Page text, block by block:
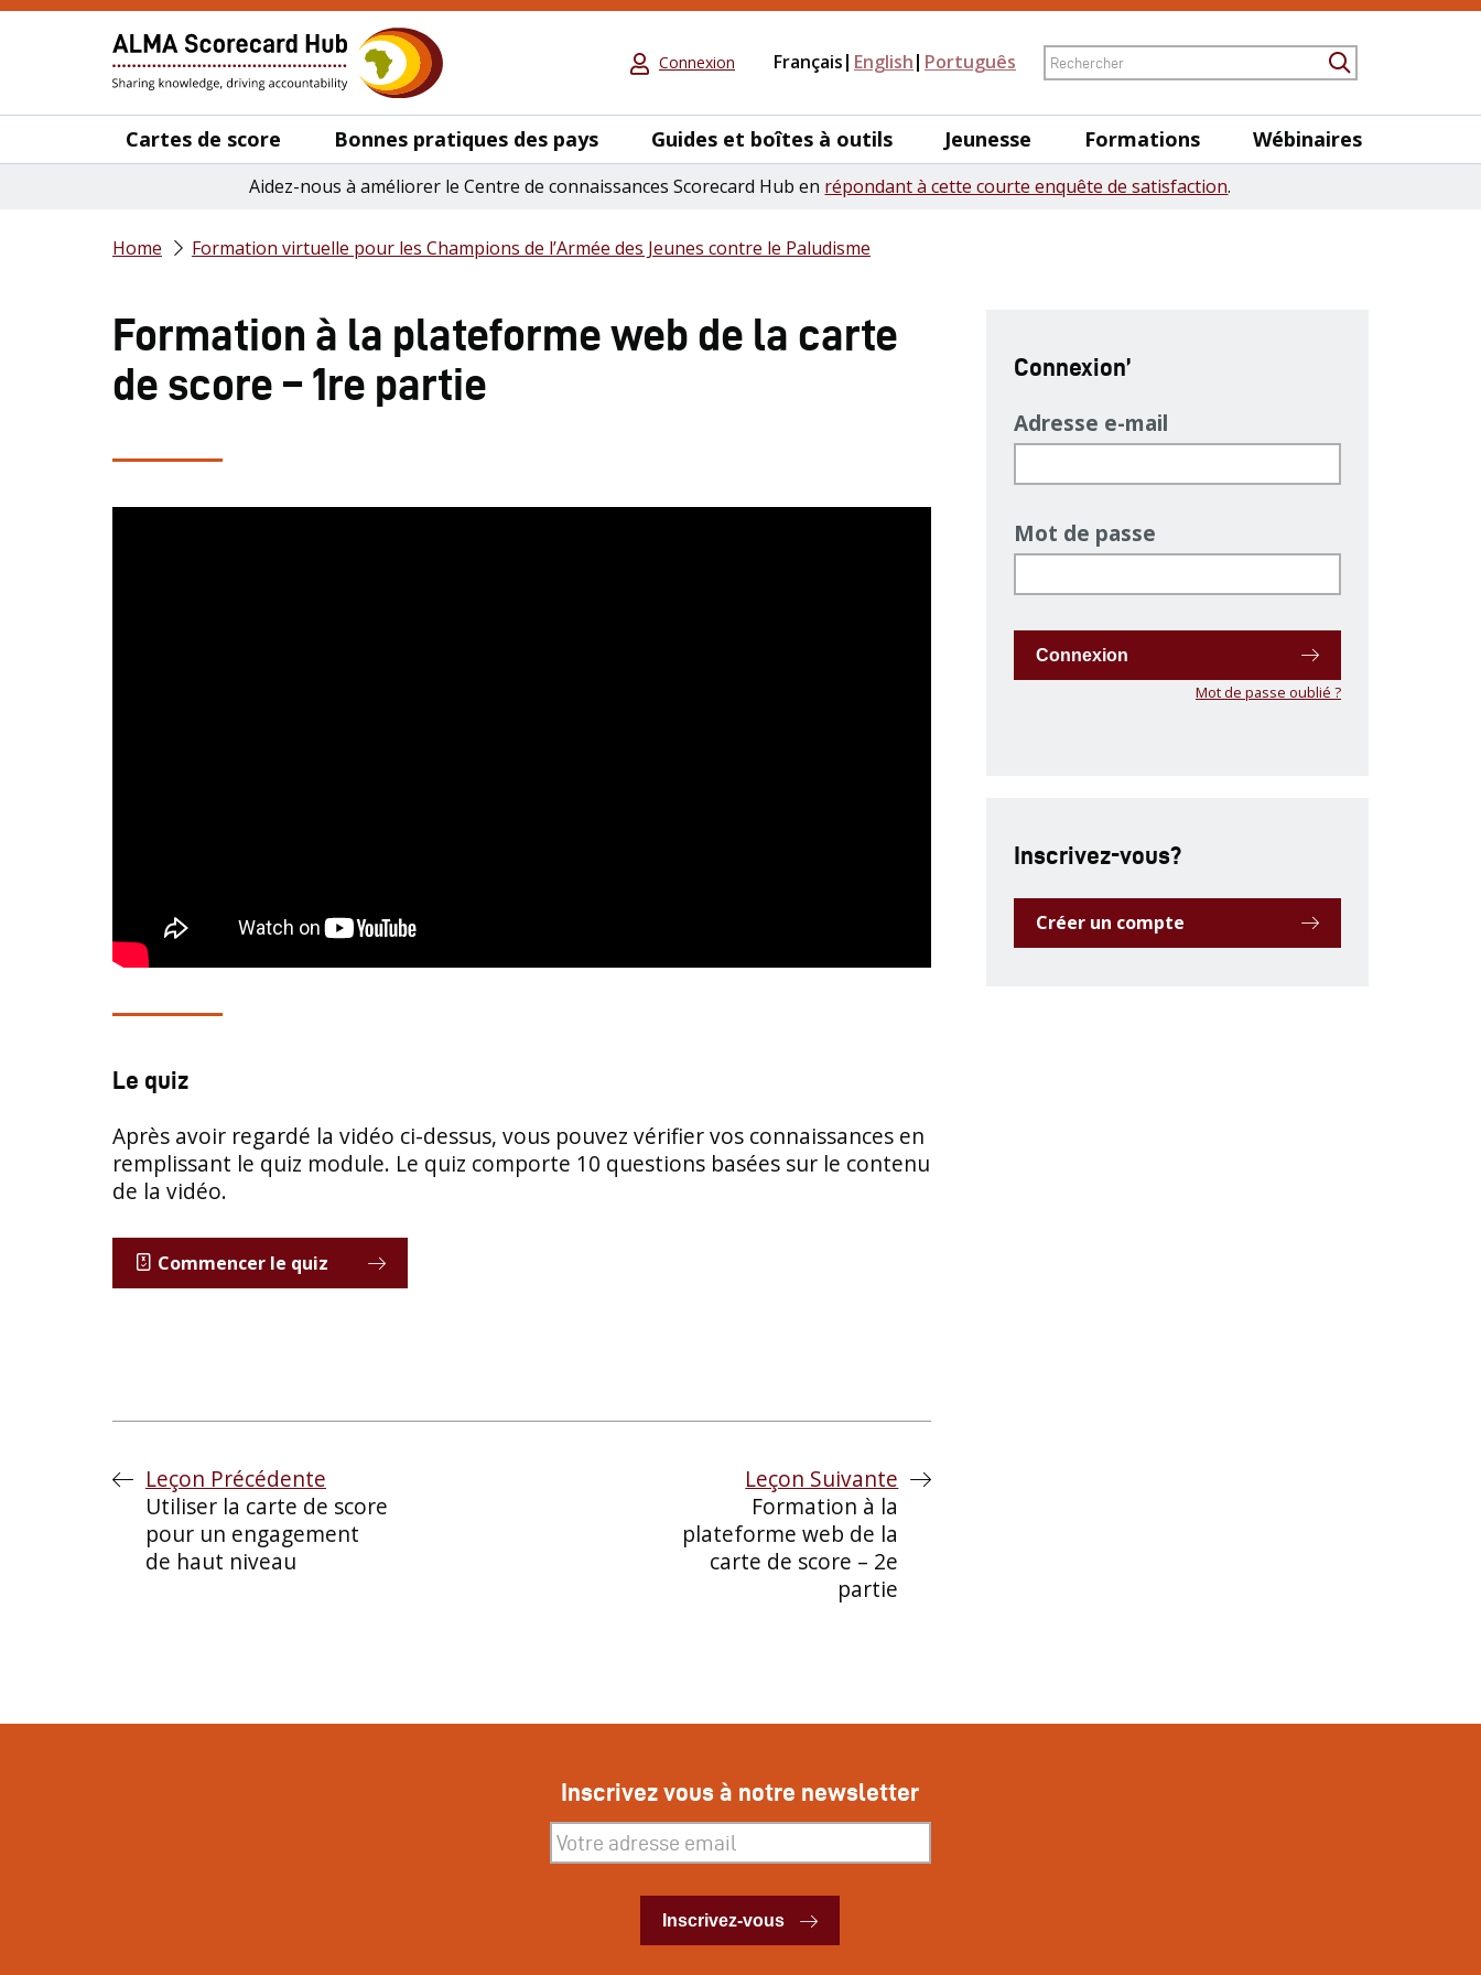
Connexion Français English Português Rechercher
Cartes de score Bonnes pratiques des pays Guides et boîtes à outils Jeunesse Formations Wébinaires
Aidez-nous à améliorer le Centre de connaissances Scorecard Hub en répondant à cette courte enquête de satisfaction.
Home Formation virtuelle pour les Champions de l’Armée des Jeunes contre le Paludisme
Formation à la plateforme web de la carte
de score – 1re partie
Le quiz
Après avoir regardé la vidéo ci-dessus, vous pouvez vérifier vos connaissances en
remplissant le quiz module. Le quiz comporte 10 questions basées sur le contenu
de la vidéo.
Commencer le quiz
Leçon Précédente
Utiliser la carte de score
pour un engagement
de haut niveau
Leçon Suivante
Formation à la
plateforme web de la
carte de score – 2e
partie
Connexion’
Adresse e-mail
Mot de passe
Connexion
Mot de passe oublié ?
Inscrivez-vous?
Créer un compte
Inscrivez vous à notre newsletter
Inscrivez-vous